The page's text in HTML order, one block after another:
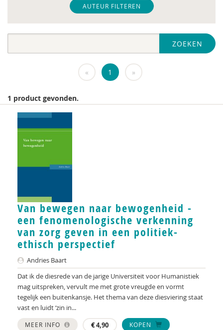
De Raad voor Volksgezondheid & Samenleving
diverse
Fier
GREVIO
het Regeringscommissariaat seksueel
KNMG
Landelijk Kenniscentrum LVB
LIDIE
Maatschappelijk Impact Team
Mariëlle Bruning
Mentale gezondheidsnetwerken
Movisie
AUTEUR FILTEREN
ZOEKEN
« 1 »
1 product gevonden.
Van bewegen naar bewogenheid -
een fenomenologische verkenning
van zorg geven in een politiek-
ethisch perspectief
Andries Baart
Dat ik de diesrede van de jarige Universiteit voor Humanistiek
mag uitspreken, vervult me met grote vreugde en vormt
tegelijk een buitenkansje. Het thema van deze diesviering staat
vast en luidt ‘zin in...
MEER INFO €4,90 KOPEN